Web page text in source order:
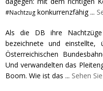
#Nachtzugkonkurrenzfähig...
Als die DB ihre
bezeichnete und einstellte,
Österreichischen
Und verwandelten das
Boom. Wie ist das ... Sehen